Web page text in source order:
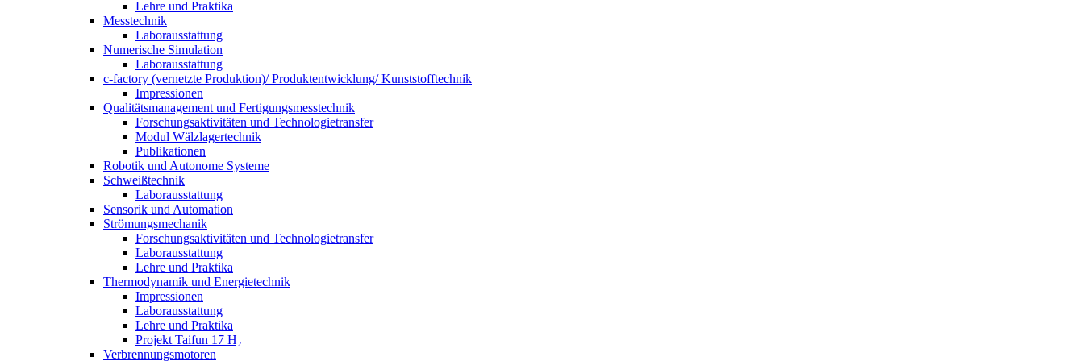
Lehre und Praktika
Messtechnik
Laborausstattung
Numerische Simulation
Laborausstattung
c-factory (vernetzte Produktion)/ Produktentwicklung/ Kunststofftechnik
Impressionen
Qualitätsmanagement und Fertigungsmesstechnik
Forschungsaktivitäten und Technologietransfer
Modul Wälzlagertechnik
Publikationen
Robotik und Autonome Systeme
Schweißtechnik
Laborausstattung
Sensorik und Automation
Strömungsmechanik
Forschungsaktivitäten und Technologietransfer
Laborausstattung
Lehre und Praktika
Thermodynamik und Energietechnik
Impressionen
Laborausstattung
Lehre und Praktika
Projekt Taifun 17 H₂
Verbrennungsmotoren